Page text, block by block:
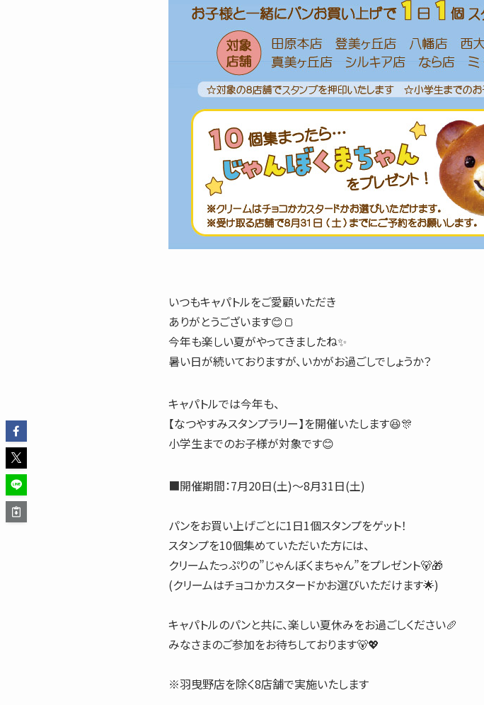
いつもキャパトルをご愛顧いただき
ありがとうございます😊🍞
今年も楽しい夏がやってきましたね✨
暑い日が続いておりますが、いかがお過ごしでしょうか？
キャパトルでは今年も、
【なつやすみスタンプラリー】を開催いたします😆🎊
小学生までのお子様が対象です😊
■開催期間：7月20日(土)～8月31日(土)
パンをお買い上げごとに1日1個スタンプをゲット！
スタンプを10個集めていただいた方には、
クリームたっぷりの”じゃんぼくまちゃん”をプレゼント🐻🎁
(クリームはチョコかカスタードかお選びいただけます🌟)
キャパトルのパンと共に、楽しい夏休みをお過ごしください🥖
みなさまのご参加をお待ちしております🐻💖
※羽曳野店を除く8店舗で実施いたします